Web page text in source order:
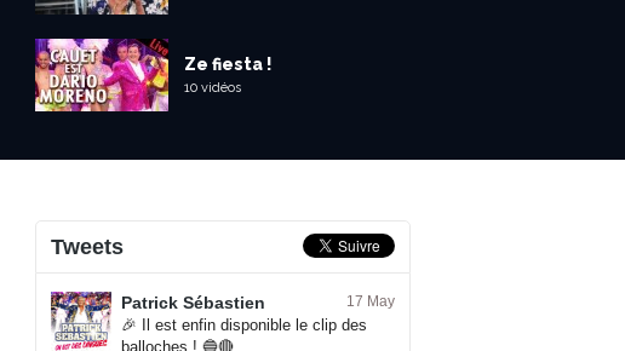
Ze fiesta !
10 vidéos
Tweets
Patrick Sébastien 17 May
🎉 Il est enfin disponible le clip des
balloches ! 🔵🔴